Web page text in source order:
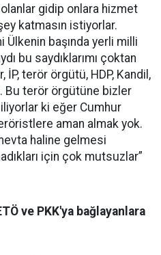
gidip onlara hizmet
katmasın istiyorlar.
Ülkenin başında yerli milli
bu saydıklarımı çoktan
İP, terör örgütü, HDP, Kandil,
Bu terör örgütüne bizler
ki eğer Cumhur
aman almak yok.
haline gelmesi
için çok mutsuzlar”
ve PKK'ya bağlayanlara